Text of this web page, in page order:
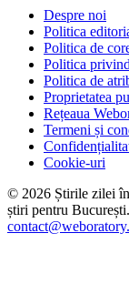
Despre noi
Politica
Politica de
Politica
Politica de
Proprietatea
Rețeaua
Termeni și
Cookie-uri
© 2026 Știrile zilei
știri pentru București